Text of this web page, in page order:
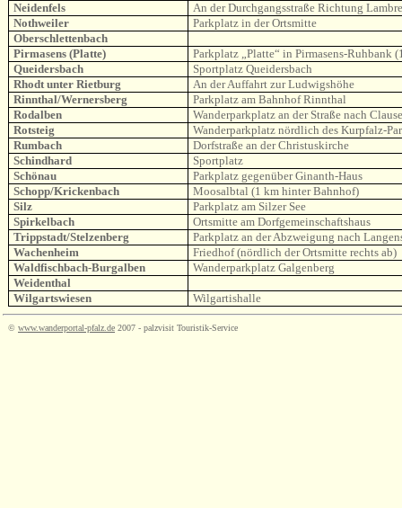
Neidenfels
An der Durchgangsstraße Richtung
Nothweiler
Parkplatz in der Ortsmitte
Oberschlettenbach
Pirmasens (Platte)
Parkplatz „Platte“ in Pirmasens-Ruhbank
Queidersbach
Sportplatz Queidersbach
Rhodt unter Rietburg
An der Auffahrt zur Ludwigshöhe
Rinnthal/Wernersberg
Parkplatz am Bahnhof Rinnthal
Rodalben
Wanderparkplatz an der Straße nach
Rotsteig
Wanderparkplatz nördlich des Kurpfalz-
Rumbach
Dorfstraße an derChristuskirche
Schindhard
Sportplatz
Schönau
Parkplatz gegenüber Ginanth-Haus
Schopp/Krickenbach
Moosalbtal (1 km hinter Bahnhof)
Silz
Parkplatz am Silzer See
Spirkelbach
Ortsmitte am Dorfgemeinschaftshaus
Trippstadt/Stelzenberg
Parkplatz an der Abzweigung nach
Wachenheim
Friedhof (nördlich der Ortsmitte rechts ab)
Waldfischbach-Burgalben
Wanderparkplatz Galgenberg
Weidenthal
Wilgartswiesen
Wilgartishalle
© www.wanderportal-pfalz.de 2007 - palzvisit Touristik-Service